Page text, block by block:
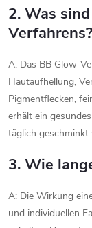
2. Was
Verfahrens?
A: Das BB Glow-
Hautaufhellung,
Pigmentflecken,
erhält ein
täglich geschminkt
3. Wie
A: Die Wirkung
und individuellen